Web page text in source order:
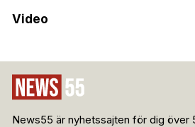
Video
News55 är nyhetssajten för dig över